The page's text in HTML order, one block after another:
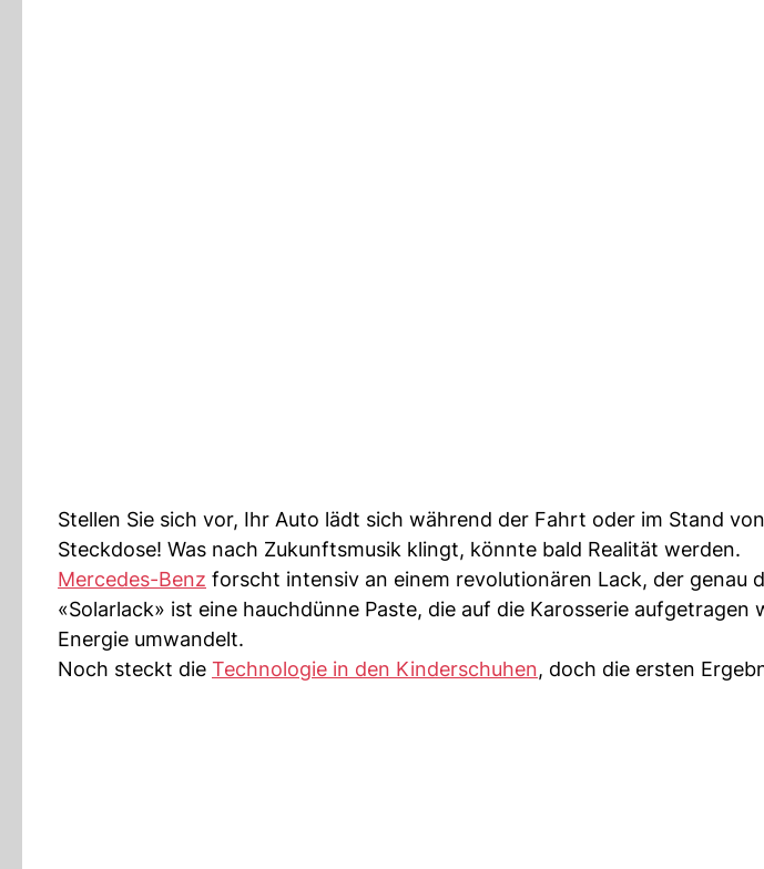
Stellen Sie sich vor, Ihr Auto lädt sich während der Fahrt oder im Stand
Steckdose! Was nach Zukunftsmusik klingt, könnte bald Realität werden.
Mercedes-Benz forscht intensiv an einem revolutionären Lack, der genau
«Solarlack» ist eine hauchdünne Paste, die auf die Karosserie
Energie umwandelt.
Noch steckt die Technologie in den Kinderschuhen, doch die ersten